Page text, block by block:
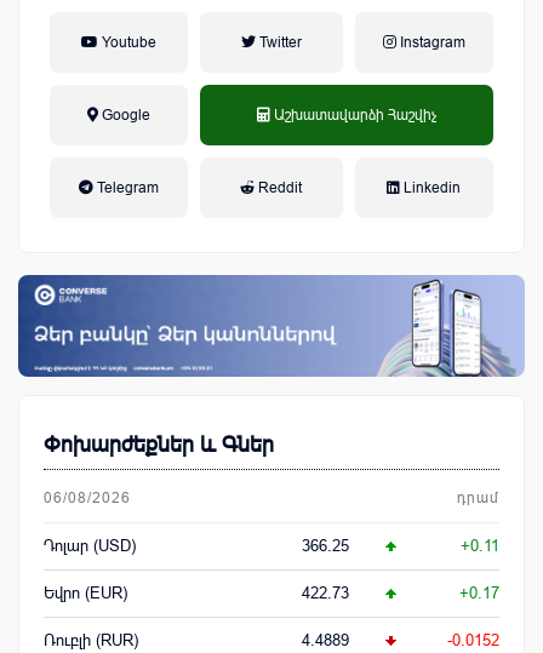
Youtube Twitter Instagram
Google Աշխատավարձի Հաշվիչ
Telegram Reddit Linkedin
Փոխարժեքներ և Գներ
06/08/2026 դրամ
Դոլար (USD) 366.25 +0.11
Եվրո (EUR) 422.73 +0.17
Ռուբլի (RUR) 4.4889 -0.0152